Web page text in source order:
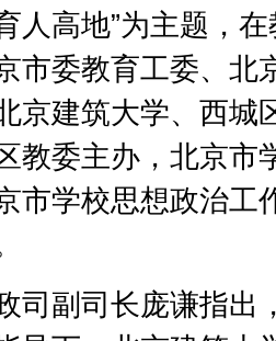
人高地”为主题，
市委教育工委、北
京建筑大学、西城
教委主办，北京市
市学校思想政治工
副司长庞谦指出